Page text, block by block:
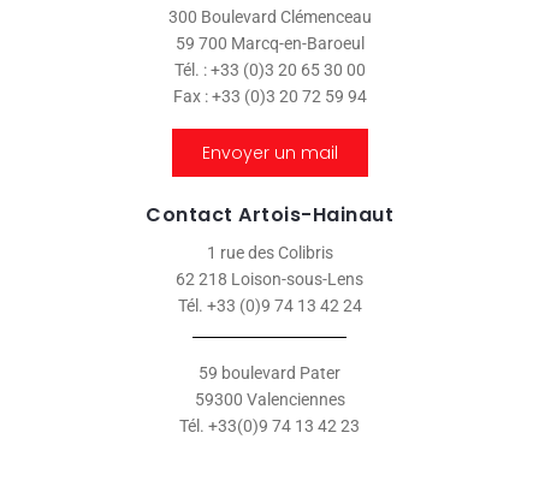
300 Boulevard Clémenceau
59 700 Marcq-en-Baroeul
Tél. : +33 (0)3 20 65 30 00
Fax : +33 (0)3 20 72 59 94
Envoyer un mail
Contact Artois-Hainaut
1 rue des Colibris
62 218 Loison-sous-Lens
Tél. +33 (0)9 74 13 42 24
59 boulevard Pater
59300 Valenciennes
Tél. +33(0)9 74 13 42 23